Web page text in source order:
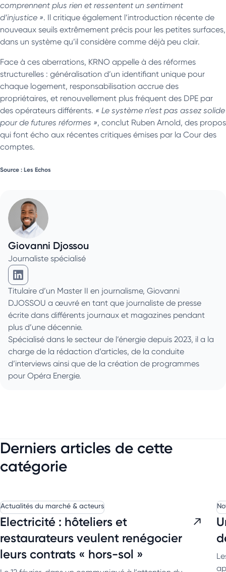
comprennent plus rien et ressentent un sentiment
d’injustice ». Il critique également l’introduction récente de
nouveaux seuils extrêmement précis pour les petites surfaces,
dans un système qu’il considère comme déjà peu clair.
Face à ces aberrations, KRNO appelle à des réformes
structurelles : généralisation d’un identifiant unique pour
chaque logement, responsabilisation accrue des
propriétaires, et renouvellement plus fréquent des DPE par
des opérateurs différents. « Le système n’est pas assez solide
pour de futures réformes », conclut Ruben Arnold, des propos
qui font écho aux récentes critiques émises par la Cour des
comptes.
Source : Les Echos
Giovanni Djossou
Journaliste spécialisé
Giovanni Djossou sur Linkedin
Titulaire d’un Master II en journalisme, Giovanni
DJOSSOU a œuvré en tant que journaliste de presse
écrite dans différents journaux et magazines pendant
plus d’une décennie.
Spécialisé dans le secteur de l’énergie depuis 2023, il a la
charge de la rédaction d’articles, de la conduite
d’interviews ainsi que de la création de programmes
pour Opéra Energie.
Derniers articles de cette
catégorie
Actualités du marché & acteurs
Electricité : hôteliers et
restaurateurs veulent renégocier
leurs contrats « hors-sol »